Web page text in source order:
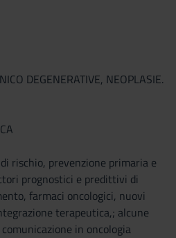
DEGENERATIVE, NEOPLASIE.
rischio, prevenzione primaria e
prognostici e predittivi di
farmaci oncologici, nuovi
terapeutica,; alcune
in oncologia